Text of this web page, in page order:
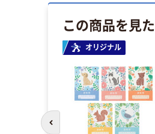
この商品を見
オリジナル
前のスライドへ